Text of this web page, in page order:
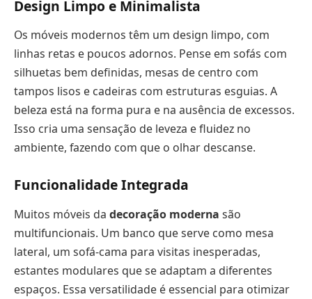
Design Limpo e Minimalista
Os móveis modernos têm um design limpo, com
linhas retas e poucos adornos. Pense em sofás com
silhuetas bem definidas, mesas de centro com
tampos lisos e cadeiras com estruturas esguias. A
beleza está na forma pura e na ausência de excessos.
Isso cria uma sensação de leveza e fluidez no
ambiente, fazendo com que o olhar descanse.
Funcionalidade Integrada
Muitos móveis da decoração moderna são
multifuncionais. Um banco que serve como mesa
lateral, um sofá-cama para visitas inesperadas,
estantes modulares que se adaptam a diferentes
espaços. Essa versatilidade é essencial para otimizar